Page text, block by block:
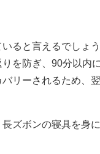
ると言えるでしょ
を防ぎ、90分以内
リーされるため、
ズボンの寝具を身